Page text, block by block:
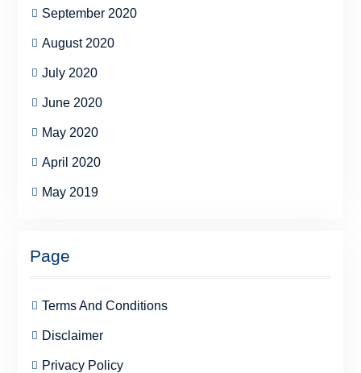
September 2020
August 2020
July 2020
June 2020
May 2020
April 2020
May 2019
Page
Terms And Conditions
Disclaimer
Privacy Policy